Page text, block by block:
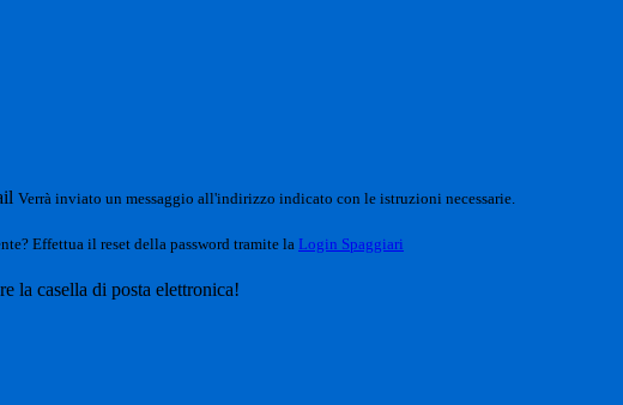
Verrà inviato un messaggio all'indirizzo indicato con le istruzioni necessarie.
Effettua il reset della password tramite la Login Spaggiari
la casella di posta elettronica!